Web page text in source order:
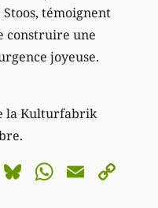
Stoos, témoignent
construire une
joyeuse.
la Kulturfabrik
Facebook
BlueskyEmail